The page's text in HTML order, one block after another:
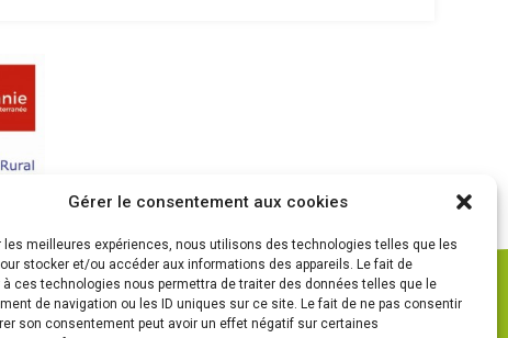
Gérer le consentement aux cookies
les meilleures expériences, nous utilisons des technologies telles que les
stocker et/ou accéder aux informations des appareils. Le fait de
ces technologies nous permettra de traiter des données telles que le
de navigation ou les ID uniques sur ce site. Le fait de ne pas consentir
son consentement peut avoir un effet négatif sur certaines